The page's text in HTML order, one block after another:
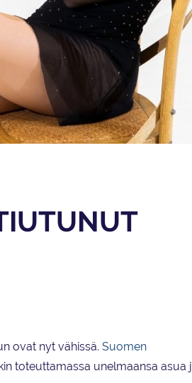
ovat nyt vähissä. Suomen
toteuttamassa unelmaansa asua